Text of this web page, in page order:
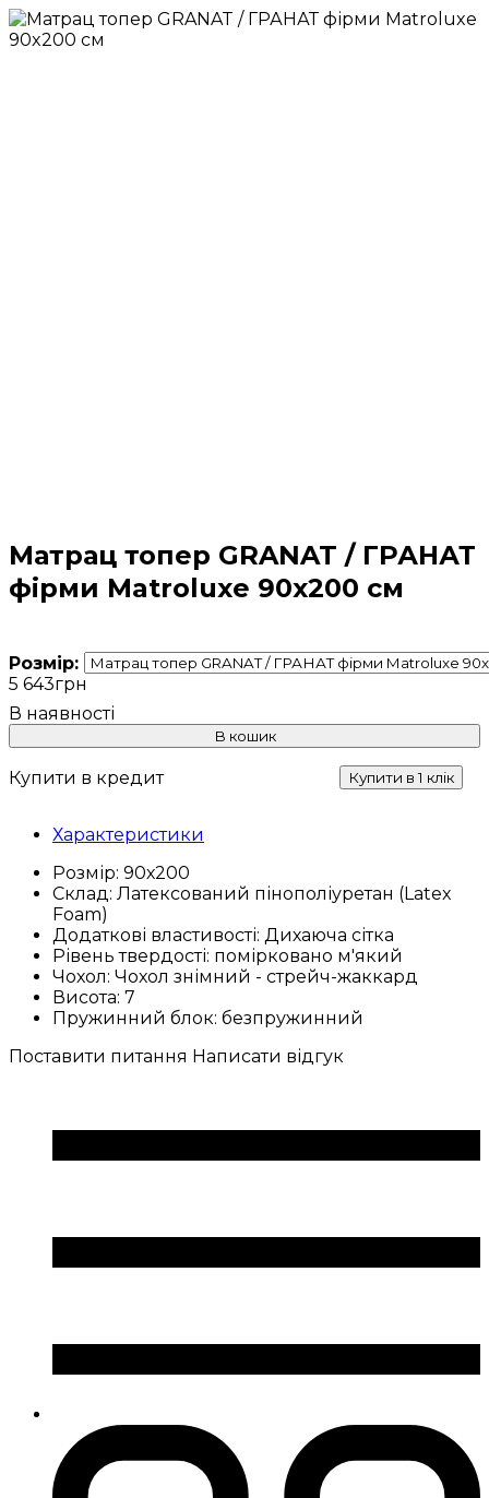
Матрац топер GRANAT / ГРАНАТ
фірми Matroluxe 90x200 cм
Розмір:
5 643грн
В кошик
Купити в кредит Купити в 1 клік
Характеристики
Розмір: 90х200
Склад: Латексований пінополіуретан (Latex
Foam)
Додаткові властивості: Дихаюча сітка
Рівень твердості: помірковано м'який
Чохол: Чохол знімний - стрейч-жаккард
Висота: 7
Пружинний блок: безпружинний
Поставити питання Написати відгук